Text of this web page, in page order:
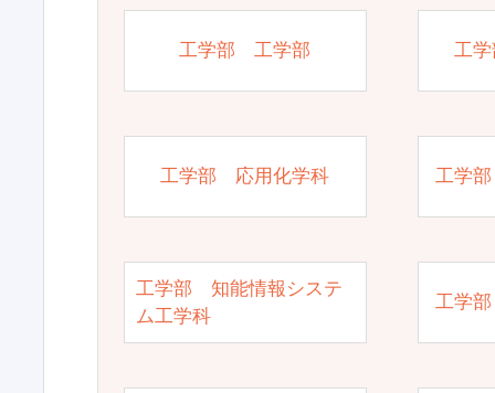
工学部 工学部 工
工学部 応用化学科 工学
工学部 知能情報システ
ム工学科
工学